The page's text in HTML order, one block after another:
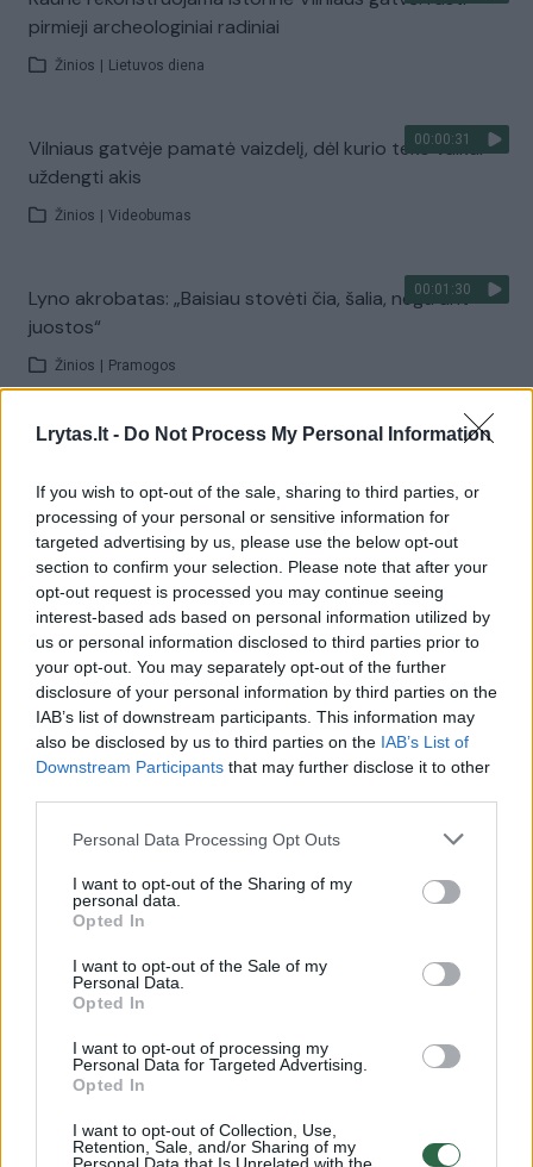
Lrytas.lt - Do Not Process My Personal Information
If you wish to opt-out of the sale, sharing to third parties, or
processing of your personal or sensitive information for
targeted advertising by us, please use the below opt-out
section to confirm your selection. Please note that after your
opt-out request is processed you may continue seeing
interest-based ads based on personal information utilized by
us or personal information disclosed to third parties prior to
your opt-out. You may separately opt-out of the further
disclosure of your personal information by third parties on the
IAB’s list of downstream participants. This information may
also be disclosed by us to third parties on the IAB’s List of
Downstream Participants that may further disclose it to other
Personal Data Processing Opt Outs
I want to opt-out of the Sharing of my
personal data.
Opted In
I want to opt-out of the Sale of my
Personal Data.
Opted In
I want to opt-out of processing my
Personal Data for Targeted Advertising.
Opted In
I want to opt-out of Collection, Use,
Retention, Sale, and/or Sharing of my
pirmieji archeologiniai radiniai
Žinios Lietuvos diena
00:00:31
Vilniaus gatvėje pamatė vaizdelį, dėl kurio teko vaikui
uždengti akis
Žinios Videobumas
00:01:30
Lyno akrobatas: „Baisiau stovėti čia, šalia, negu ant
juostos“
Žinios Pramogos
00:01:34
Vilniaus gatvės šventės organizatorė: susidūrėme tik
Žinios | Pramogos
00:00:50
Sostinėje su akrobatiniais pasirodymais atidaryta
Vilniaus g.
Žinios | Lietuvos diena
00:03:30
Vilniaus gatvės skęs dar trejus metus
skendi dulkėse
Vilnietis nufilmavo Vilniaus g. ekstremalius langų
valytojus
Žinios | Videobumas